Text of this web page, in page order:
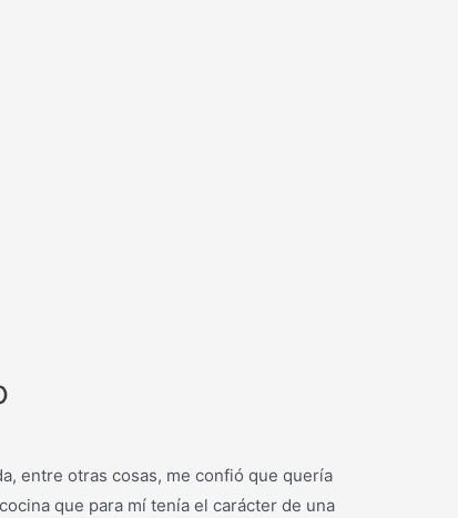
entre otras cosas, me confió que quería
que para mí tenía el carácter de una